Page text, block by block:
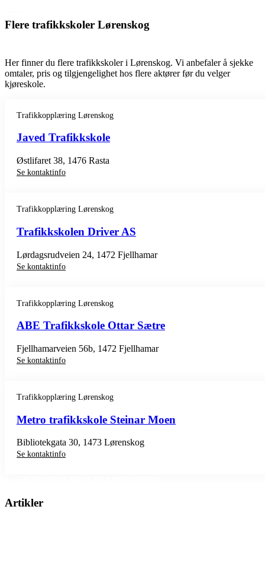
Flere trafikkskoler Lørenskog
Her finner du flere trafikkskoler i Lørenskog. Vi anbefaler å sjekke
omtaler, pris og tilgjengelighet hos flere aktører før du velger
kjøreskole.
Trafikkopplæring Lørenskog
Javed Trafikkskole
Østlifaret 38, 1476 Rasta
Se kontaktinfo
Trafikkopplæring Lørenskog
Trafikkskolen Driver AS
Lørdagsrudveien 24, 1472 Fjellhamar
Se kontaktinfo
Trafikkopplæring Lørenskog
ABE Trafikkskole Ottar Sætre
Fjellhamarveien 56b, 1472 Fjellhamar
Se kontaktinfo
Trafikkopplæring Lørenskog
Metro trafikkskole Steinar Moen
Bibliotekgata 30, 1473 Lørenskog
Se kontaktinfo
Artikler